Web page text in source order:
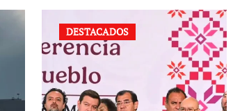
DESTACADOS